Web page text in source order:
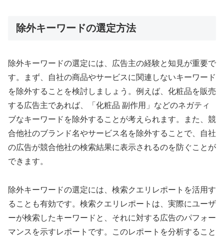
除外キーワードの選定方法
除外キーワードの選定には、広告主の経験と知見が重要で
す。まず、自社の商品やサービスに関連しないキーワード
を除外することを検討しましょう。例えば、化粧品を販売
する広告主であれば、「化粧品 副作用」などのネガティ
ブなキーワードを除外することが考えられます。また、競
合他社のブランド名やサービス名を除外することで、自社
の広告が競合他社の検索結果に表示されるのを防ぐことが
できます。
除外キーワードの選定には、検索クエリレポートを活用す
ることも有効です。検索クエリレポートは、実際にユーザ
ーが検索したキーワードと、それに対する広告のパフォー
マンスを示すレポートです。このレポートを分析すること